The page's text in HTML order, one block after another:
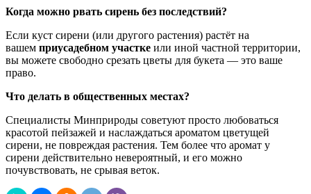
Когда можно рвать сирень без последствий?
Если куст сирени (или другого растения) растёт на
вашем приусадебном участке или иной частной территории,
вы можете свободно срезать цветы для букета — это ваше
право.
Что делать в общественных местах?
Специалисты Минприроды советуют просто любоваться
красотой пейзажей и наслаждаться ароматом цветущей
сирени, не повреждая растения. Тем более что аромат у
сирени действительно невероятный, и его можно
почувствовать, не срывая веток.